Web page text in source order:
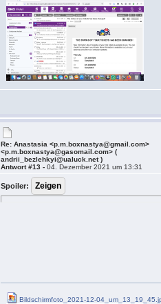
Re: Anastasia <p.m.boxnastya@gmail.com>
<p.m.boxnastya@gasomail.com> (
andrii_bezlehkyi@ualuck.net )
Antwort #13 -04. Dezember 2021 um 13:31
Spoiler:
Bildschirmfoto_2021-12-